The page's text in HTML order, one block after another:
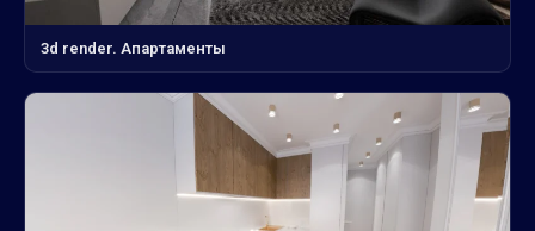
3d render. Апартаменты